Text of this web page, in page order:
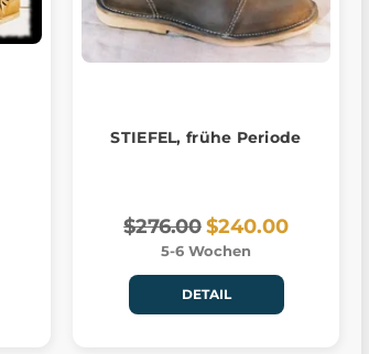
STIEFEL, frühe Periode
$276.00$240.00
5-6 Wochen
DETAIL